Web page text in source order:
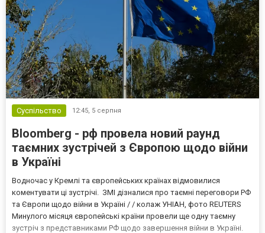
Суспільство 12:45, 5 серпня
Bloomberg - рф провела новий раунд
таємних зустрічей з Європою щодо війни
в Україні
Водночас у Кремлі та європейських країнах відмовилися
коментувати ці зустрічі. ЗМІ дізналися про таємні переговори РФ
та Європи щодо війни в Україні / / колаж УНІАН, фото REUTERS
Минулого місяця європейські країни провели ще одну таємну
зустріч з представниками РФ щодо завершення війни в Україні.